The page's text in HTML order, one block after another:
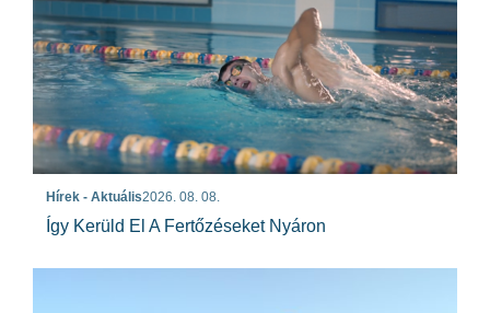
Hírek - Aktuális2026. 08. 08.
Így Kerüld El A Fertőzéseket Nyáron